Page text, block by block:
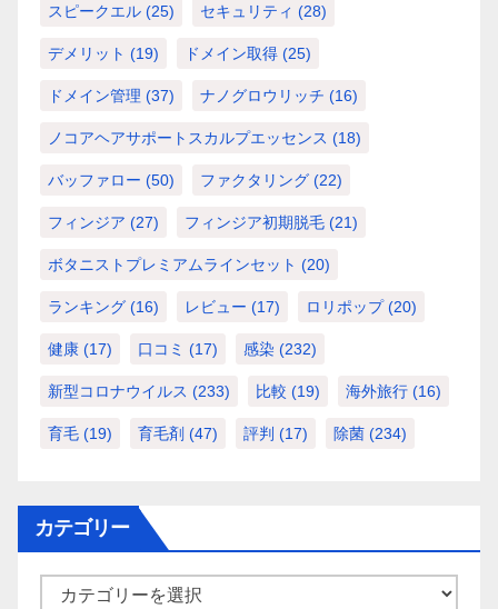
スピークエル (25) セキュリティ (28)
デメリット (19) ドメイン取得 (25)
ドメイン管理 (37) ナノグロウリッチ (16)
ノコアヘアサポートスカルプエッセンス (18)
バッファロー (50) ファクタリング (22)
フィンジア (27) フィンジア初期脱毛 (21)
ボタニストプレミアムラインセット (20)
ランキング (16) レビュー (17) ロリポップ(20)
健康 (17) 口コミ (17) 感染 (232)
新型コロナウイルス (233) 比較 (19) 海外旅行 (16)
育毛 (19) 育毛剤 (47) 評判 (17) 除菌 (234)
カテゴリー